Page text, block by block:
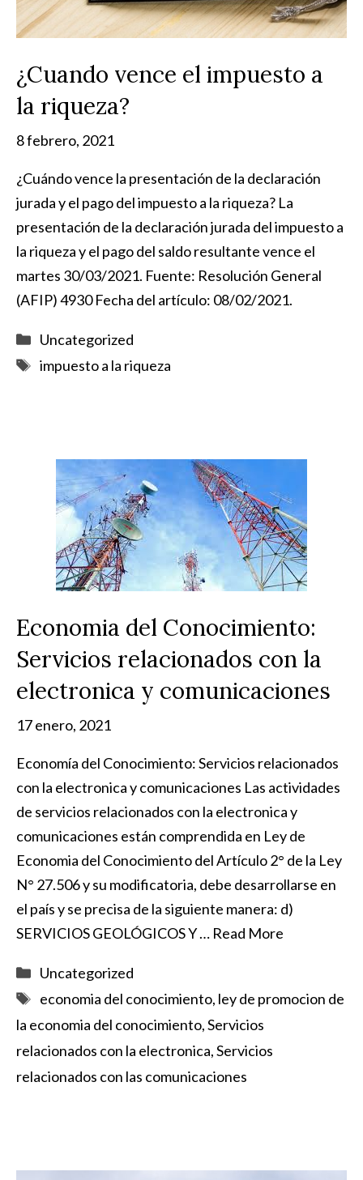
¿Cuando vence el impuesto a
la riqueza?
8 febrero, 2021
¿Cuándo vence la presentación de la declaración
jurada y el pago del impuesto a la riqueza? La
presentación de la declaración jurada del impuesto a
la riqueza y el pago del saldo resultante vence el
martes 30/03/2021. Fuente: Resolución General
(AFIP) 4930 Fecha del artículo: 08/02/2021.
Categorías
Uncategorized
Etiquetas
impuesto a la riqueza
Economia del Conocimiento:
Servicios relacionados con la
electronica y comunicaciones
17 enero, 2021
Economía del Conocimiento: Servicios relacionados
con la electronica y comunicaciones Las actividades
de servicios relacionados con la electronica y
comunicaciones están comprendida en Ley de
Economia del Conocimiento del Artículo 2° de la Ley
N° 27.506 y su modificatoria, debe desarrollarse en
el país y se precisa de la siguiente manera: d)
SERVICIOS GEOLÓGICOS Y … Read More
Categorías
Uncategorized
Etiquetas
economia del conocimiento, ley de promocion de
la economia del conocimiento,Servicios
relacionados con la electronica,Servicios
relacionados con las comunicaciones